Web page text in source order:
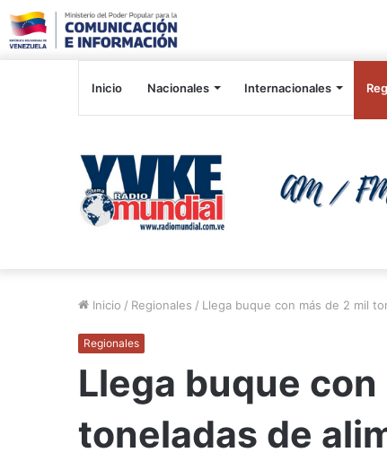
Inicio Nacionales Internacionales
Inicio / Regionales / Llega buque con más de 2 mil
Regionales
Llega buque
toneladas de